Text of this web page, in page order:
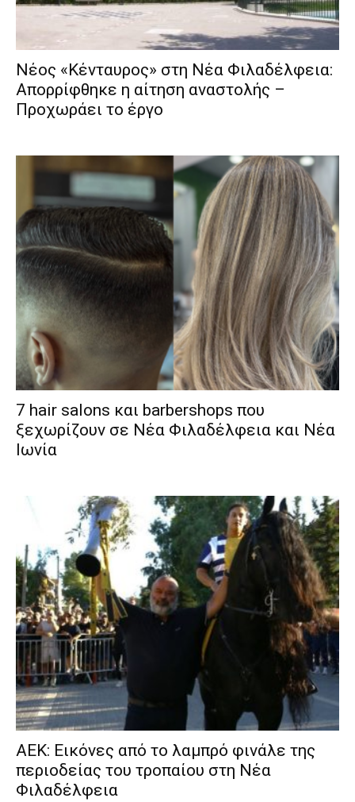
Νέος «Κένταυρος» στη Νέα Φιλαδέλφεια:
Απορρίφθηκε η αίτηση αναστολής –
Προχωράει το έργο
7 hair salons και barbershops που
ξεχωρίζουν σε Νέα Φιλαδέλφεια και Νέα
Ιωνία
ΑΕΚ: Εικόνες από το λαμπρό φινάλε της
περιοδείας του τροπαίου στη Νέα
Φιλαδέλφεια